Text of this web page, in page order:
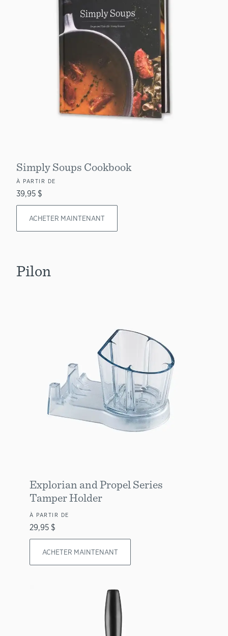
Simply Soups Cookbook
À PARTIR DE
39,95 $
ACHETER MAINTENANT
Pilon
Explorian and Propel Series
Tamper Holder
À PARTIR DE
29,95 $
ACHETER MAINTENANT